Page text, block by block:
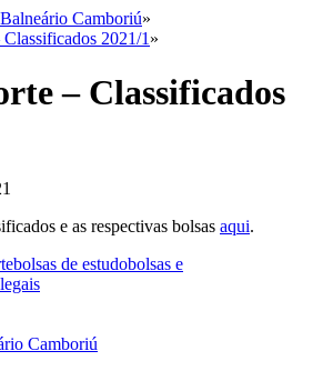
Camboriú»
2021/1 »
– Classificados
e as respectivas bolsas aqui.
bolsas de estudobolsas e
Camboriú